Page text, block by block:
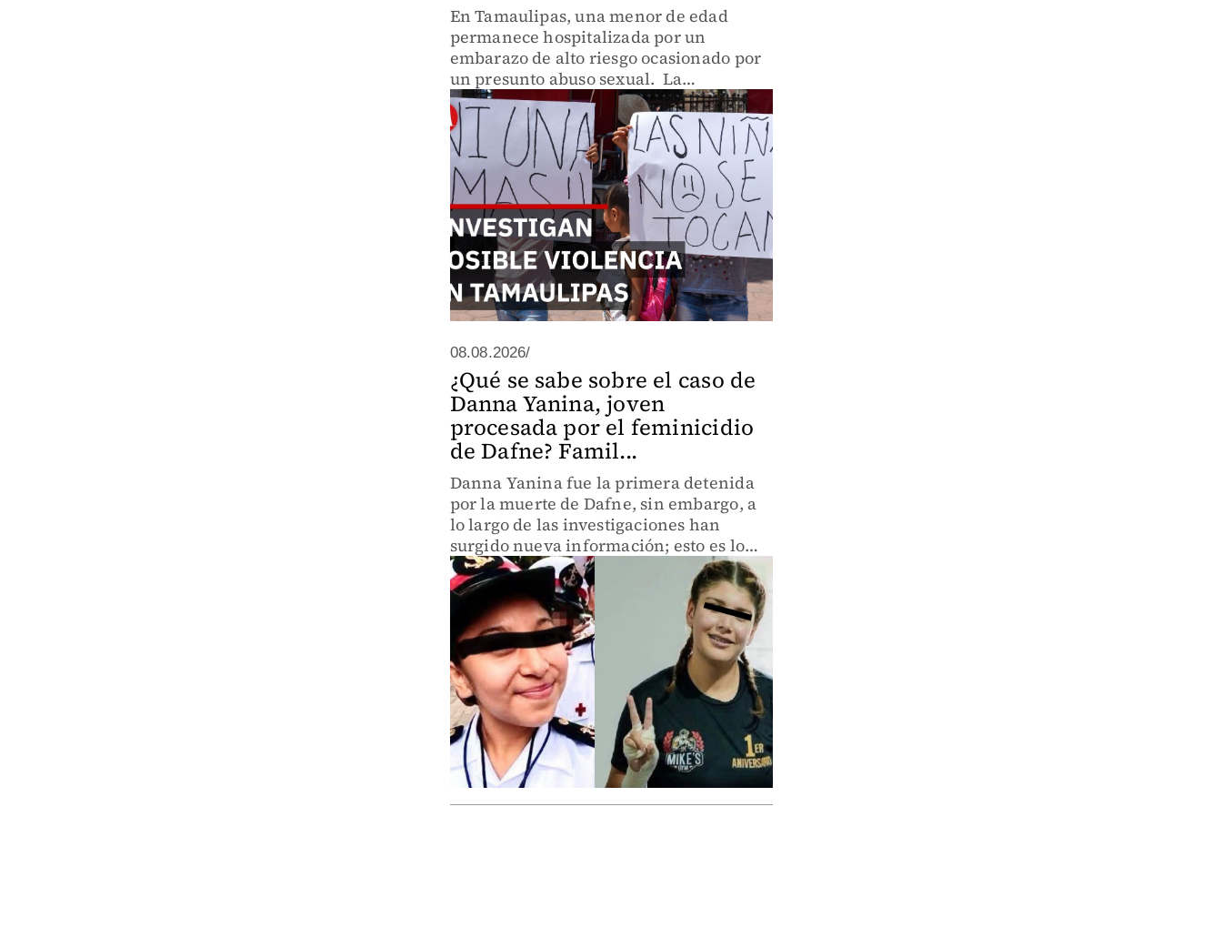
En Tamaulipas, una menor de edad
permanece hospitalizada por un
embarazo de alto riesgo ocasionado por
un presunto abuso sexual. La
información proporcionada por
familiares señala a una persona cercana
a la menor como presunto agresor.
08.08.2026/
¿Qué se sabe sobre el caso de
Danna Yanina, joven
procesada por el feminicidio
de Dafne? Famil...
Danna Yanina fue la primera detenida
por la muerte de Dafne, sin embargo, a
lo largo de las investigaciones han
surgido nueva información; esto es lo
que se sabe.